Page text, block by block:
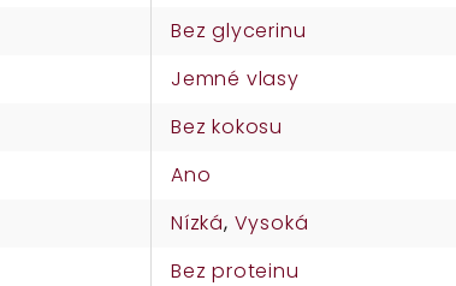
Bez glycerinu
Jemné vlasy
Bez kokosu
Ano
Nízká, Vysoká
Bez proteinu